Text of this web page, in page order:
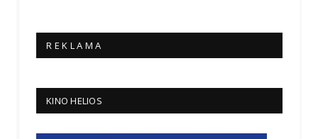
R E K L A M A
KINO HELIOS